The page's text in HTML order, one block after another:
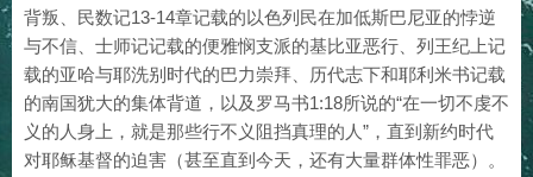
背叛、民数记13-14章记载的以色列民在加低斯巴尼亚的悖逆
与不信、士师记记载的便雅悯支派的基比亚恶行、列王纪上记
载的亚哈与耶洗别时代的巴力崇拜、历代志下和耶利米书记载
的南国犹大的集体背道，以及罗马书1:18所说的“在一切不虔不
义的人身上，就是那些行不义阻挡真理的人”，直到新约时代
对耶稣基督的迫害（甚至直到今天，还有大量群体性罪恶）。